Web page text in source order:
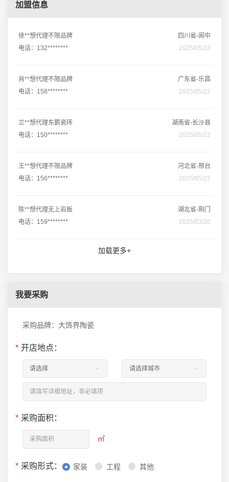
加盟信息
徐**想代理不限品牌
四川省-阆中
电话：132********
2025/05/22
肖**想代理不限品牌
广东省-乐昌
电话：158********
2025/05/22
兰**想代理东鹏瓷砖
湖南省-长沙县
电话：150********
2025/05/22
王**想代理不限品牌
河北省-邢台
电话：156********
2025/05/22
陈**想代理无上岩板
湖北省-荆门
电话：159********
2025/03/20
加载更多+
我要采购
采购品牌：大饰界陶瓷
* 开店地点：
* 采购面积：
㎡
* 采购形式： 家装 工程 其他